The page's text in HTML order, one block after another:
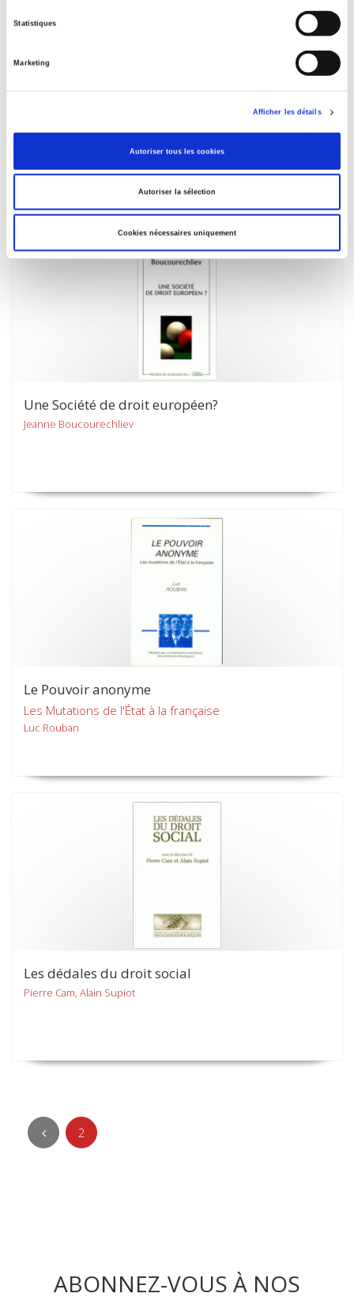
Statistiques
Marketing
Afficher les détails
Autoriser tous les cookies
Autoriser la sélection
Cookies nécessaires uniquement
Marie-Anne Frison-Roche
Une Société de droit européen?
Jeanne Boucourechliev
Le Pouvoir anonyme
Les Mutations de l'État à la française
Luc Rouban
Les dédales du droit social
Pierre Cam, Alain Supiot
2
ABONNEZ-VOUS À NOS